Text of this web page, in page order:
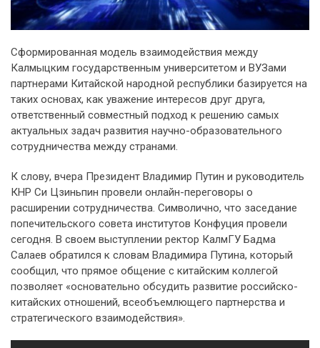
Сформированная модель взаимодействия между
Калмыцким государственным университетом и ВУЗами
партнерами Китайской народной республики базируется на
таких основах, как уважение интересов друг друга,
ответственный совместный подход к решению самых
актуальных задач развития научно-образовательного
сотрудничества между странами.
К слову, вчера Президент Владимир Путин и руководитель
КНР Си Цзиньпин провели онлайн-переговоры о
расширении сотрудничества. Символично, что заседание
попечительского совета институтов Конфуция провели
сегодня. В своем выступлении ректор КалмГУ Бадма
Салаев обратился к словам Владимира Путина, который
сообщил, что прямое общение с китайским коллегой
позволяет «основательно обсудить развитие российско-
китайских отношений, всеобъемлющего партнерства и
стратегического взаимодействия».